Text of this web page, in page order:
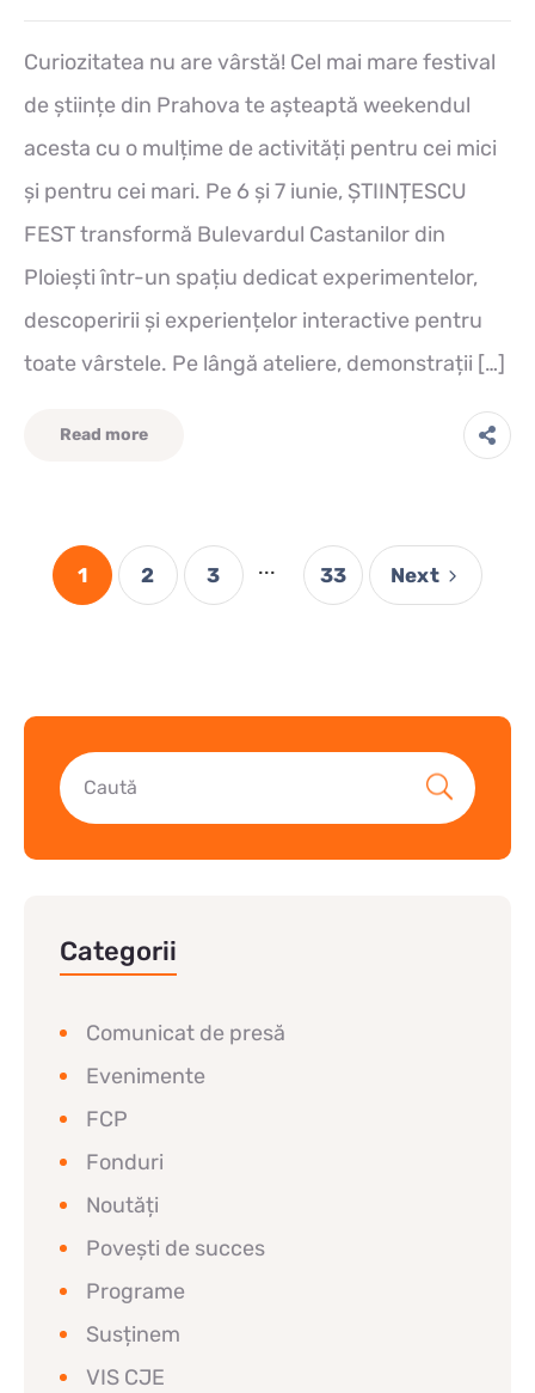
Curiozitatea nu are vârstă! Cel mai mare festival
de științe din Prahova te așteaptă weekendul
acesta cu o mulțime de activități pentru cei mici
și pentru cei mari. Pe 6 și 7 iunie, ȘTIINȚESCU
FEST transformă Bulevardul Castanilor din
Ploiești într-un spațiu dedicat experimentelor,
descoperirii și experiențelor interactive pentru
toate vârstele. Pe lângă ateliere, demonstrații […]
Read more
1 2 3 ... 33 Next
Categorii
Comunicat de presă
Evenimente
FCP
Fonduri
Noutăți
Povești de succes
Programe
Susținem
VIS CJE